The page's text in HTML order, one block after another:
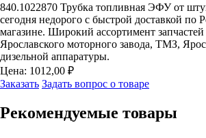
840.1022870 Трубка топливная ЭФУ от
сегодня недорого с быстрой доставкой по
магазине. Широкий ассортимент запчастей
Ярославского моторного завода, ТМЗ,
дизельной аппаратуры.
Цена: 1012,00 ₽
Заказать Задать вопрос о товаре
Рекомендуемые товары